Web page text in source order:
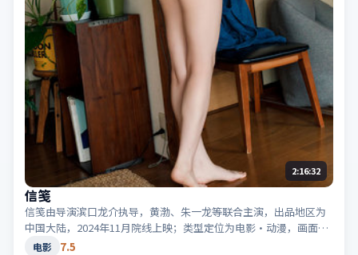
2:16:32
信笺
信笺由导演滨口龙介执导，黄渤、朱一龙等联合主演，出品地区为
中国大陆，2024年11月院线上映；类型定位为电影·动漫，画面色
彩鲜明。适合检索「中国大陆动漫」「2024高分电影」等相关关键
电影 7.5